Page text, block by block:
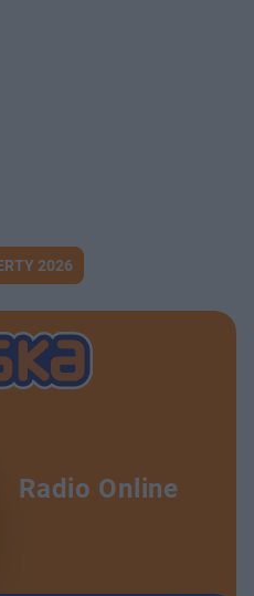
2026
Radio Online